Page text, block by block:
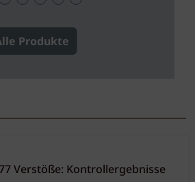
Produkte
Verstöße: Kontrollergebnisse